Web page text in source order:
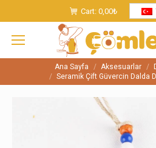
Cart: 0,00₺
You are here:Ana Sayfa Aksesuarlar
Seramik Çift Güvercin Dalda